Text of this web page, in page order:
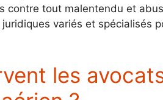
contre tout malentendu et
variés et spécialisés
les